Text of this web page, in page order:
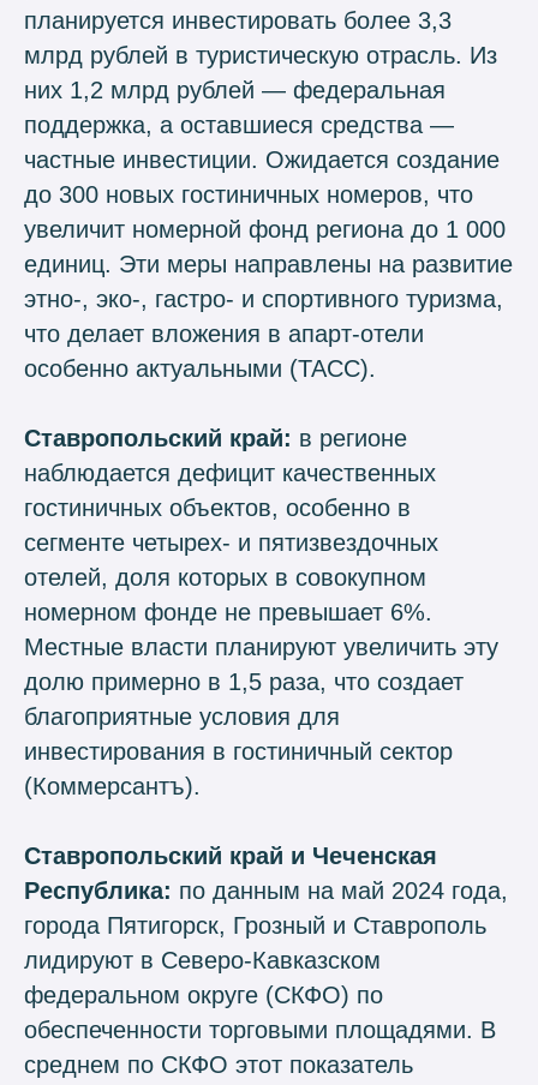
планируется инвестировать более 3,3
млрд рублей в туристическую отрасль. Из
них 1,2 млрд рублей — федеральная
поддержка, а оставшиеся средства —
частные инвестиции. Ожидается создание
до 300 новых гостиничных номеров, что
увеличит номерной фонд региона до 1 000
единиц. Эти меры направлены на развитие
этно-, эко-, гастро- и спортивного туризма,
что делает вложения в апарт-отели
особенно актуальными (TACC).
Ставропольский край: в регионе
наблюдается дефицит качественных
гостиничных объектов, особенно в
сегменте четырех- и пятизвездочных
отелей, доля которых в совокупном
номерном фонде не превышает 6%.
Местные власти планируют увеличить эту
долю примерно в 1,5 раза, что создает
благоприятные условия для
инвестирования в гостиничный сектор
(Коммерсантъ).
Ставропольский край и Чеченская
Республика: по данным на май 2024 года,
города Пятигорск, Грозный и Ставрополь
лидируют в Северо-Кавказском
федеральном округе (СКФО) по
обеспеченности торговыми площадями. В
среднем по СКФО этот показатель